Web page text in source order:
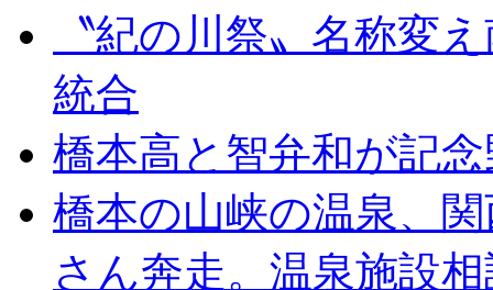
〝紀の川祭〟名称変
統合
橋本高と智弁和が記
橋本の山峡の温泉、
さん奔走。温泉施設